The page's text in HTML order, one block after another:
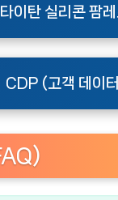
이탄 실리콘 팜
CDP (고객 데이